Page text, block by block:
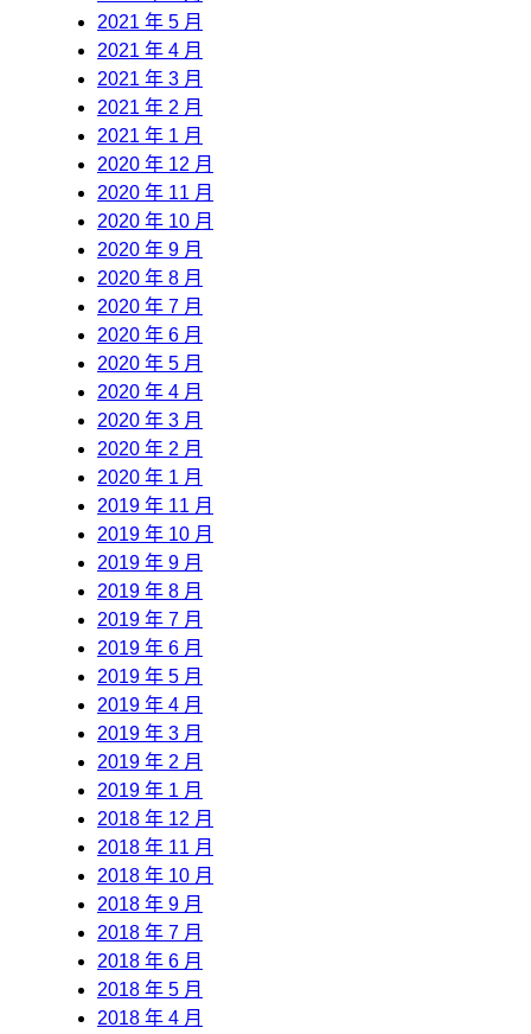
2021 年 5 月
2021 年 4 月
2021 年 3 月
2021 年 2 月
2021 年 1 月
2020 年 12 月
2020 年 11 月
2020 年 10 月
2020 年 9 月
2020 年 8 月
2020 年 7 月
2020 年 6 月
2020 年 5 月
2020 年 4 月
2020 年 3 月
2020 年 2 月
2020 年 1 月
2019 年 11 月
2019 年 10 月
2019 年 9 月
2019 年 8 月
2019 年 7 月
2019 年 6 月
2019 年 5 月
2019 年 4 月
2019 年 3 月
2019 年 2 月
2019 年 1 月
2018 年 12 月
2018 年 11 月
2018 年 10 月
2018 年 9 月
2018 年 7 月
2018 年 6 月
2018 年 5 月
2018 年 4 月